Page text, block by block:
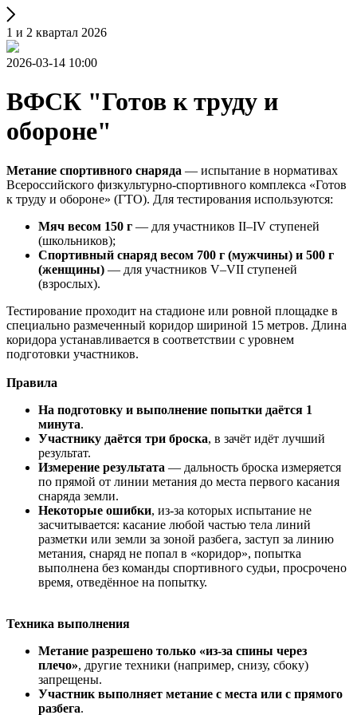
1 и 2 квартал 2026
2026-03-14 10:00
ВФСК "Готов к труду и
обороне"
Метание спортивного снаряда — испытание в нормативах
Всероссийского физкультурно-спортивного комплекса «Готов
к труду и обороне» (ГТО). Для тестирования используются:
Мяч весом 150 г — для участников II–IV ступеней
(школьников);
Спортивный снаряд весом 700 г (мужчины) и 500 г
(женщины) — для участников V–VII ступеней
(взрослых).
Тестирование проходит на стадионе или ровной площадке в
специально размеченный коридор шириной 15 метров. Длина
коридора устанавливается в соответствии с уровнем
подготовки участников.
Правила
На подготовку и выполнение попытки даётся 1
минута.
Участнику даётся три броска, в зачёт идёт лучший
результат.
Измерение результата — дальность броска измеряется
по прямой от линии метания до места первого касания
снаряда земли.
Некоторые ошибки, из-за которых испытание не
засчитывается: касание любой частью тела линий
разметки или земли за зоной разбега, заступ за линию
метания, снаряд не попал в «коридор», попытка
выполнена без команды спортивного судьи, просрочено
время, отведённое на попытку.
Техника выполнения
Метание разрешено только «из-за спины через
плечо», другие техники (например, снизу, сбоку)
запрещены.
Участник выполняет метание с места или с прямого
разбега.